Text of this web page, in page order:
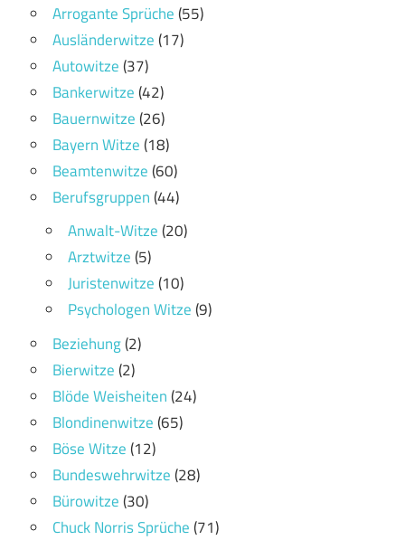
Arrogante Sprüche(55)
Ausländerwitze(17)
Autowitze(37)
Bankerwitze(42)
Bauernwitze(26)
Bayern Witze(18)
Beamtenwitze(60)
Berufsgruppen(44)
Anwalt-Witze(20)
Arztwitze(5)
Juristenwitze(10)
Psychologen Witze(9)
Beziehung(2)
Bierwitze(2)
Blöde Weisheiten(24)
Blondinenwitze(65)
Böse Witze(12)
Bundeswehrwitze(28)
Bürowitze(30)
Chuck Norris Sprüche(71)